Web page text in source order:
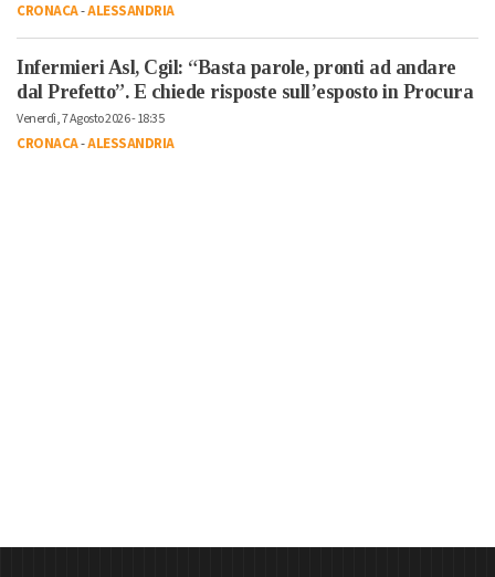
CRONACA-ALESSANDRIA
Infermieri Asl, Cgil: “Basta parole, pronti ad andare
dal Prefetto”. E chiede risposte sull’esposto in Procura
Venerdì, 7 Agosto 2026 - 18:35
CRONACA-ALESSANDRIA